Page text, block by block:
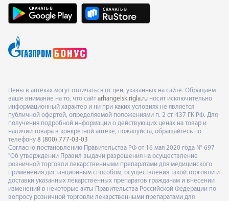
Цены в аптеках могут отличаться от цен, указанных на сайте. Обращаем
ваше внимание на то, что сайт arhangelsk.rigla.ru носит исключительно
информационный характер и ни при каких условиях не является
публичной офертой, определяемой положениями п. 2 ст. 437 ГК РФ. Для
получения подробной информации о действующих ценах на товар и
наличии товара в конкретной аптеке, пожалуйста, обращайтесь по
телефону 8 (800) 777-03-03
Согласно постановлению Правительства РФ от 16 мая 2020 года № 697
"Об утверждении Правил выдачи разрешения на осуществление
розничной торговли лекарственными препаратами для медицинского
применения дистанционным способом, осуществления такой торговли и
доставки указанных лекарственных препаратов гражданам и внесении
изменений в некоторые акты Правительства Российской Федерации по
вопросу розничной торговли лекарственными препаратами для